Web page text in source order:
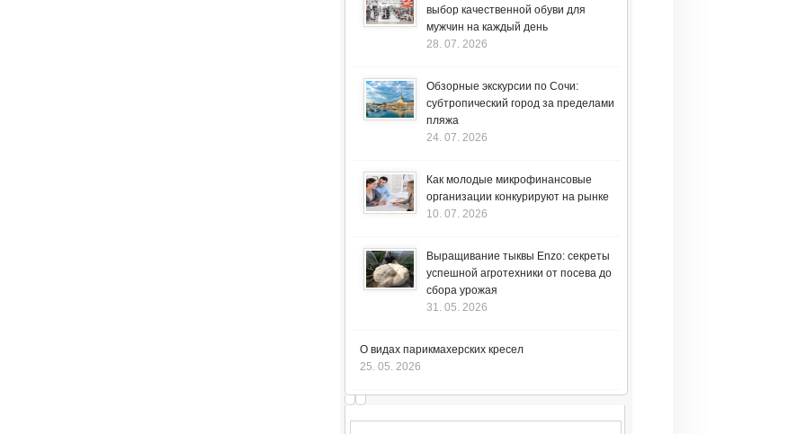
выбор качественной обуви для
мужчин на каждый день
28. 07. 2026
Обзорные экскурсии по Сочи:
субтропический город за пределами
пляжа
24. 07. 2026
Как молодые микрофинансовые
организации конкурируют на рынке
10. 07. 2026
Выращивание тыквы Enzo: секреты
успешной агротехники от посева до
сбора урожая
31. 05. 2026
О видах парикмахерских кресел
25. 05. 2026